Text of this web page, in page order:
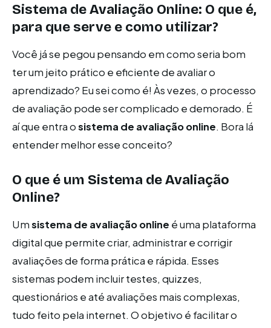
Sistema de Avaliação Online: O que é,
para que serve e como utilizar?
Você já se pegou pensando em como seria bom
ter um jeito prático e eficiente de avaliar o
aprendizado? Eu sei como é! Às vezes, o processo
de avaliação pode ser complicado e demorado. É
aí que entra osistema de avaliação online. Bora lá
entender melhor esse conceito?
O que é um Sistema de Avaliação
Online?
Umsistema de avaliação online é uma plataforma
digital que permite criar, administrar e corrigir
avaliações de forma prática e rápida. Esses
sistemas podem incluir testes, quizzes,
questionários e até avaliações mais complexas,
tudo feito pela internet. O objetivo é facilitar o